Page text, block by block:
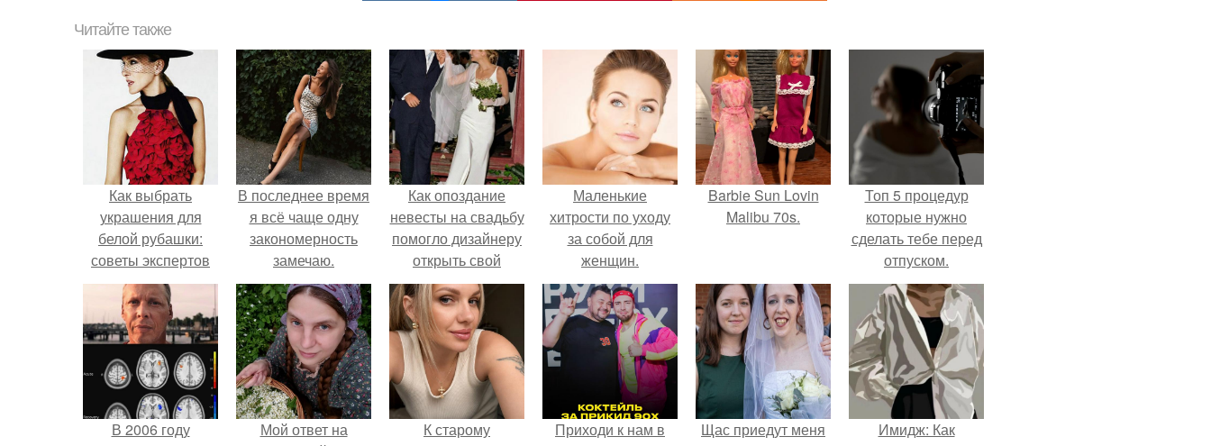
Читайте также
Как выбрать
украшения для
белой рубашки:
советы экспертов
В последнее время
я всё чаще одну
закономерность
замечаю.
Как опоздание
невесты на свадьбу
помогло дизайнеру
открыть свой
бренд.
Маленькие
хитрости по уходу
за собой для
женщин.
Barbie Sun Lovin
Malibu 70s.
Топ 5 процедур
которые нужно
сделать тебе перед
отпуском.
В 2006 году
Мой ответ на
К старому
Приходи к нам в
Щас приедут меня
Имидж: Как